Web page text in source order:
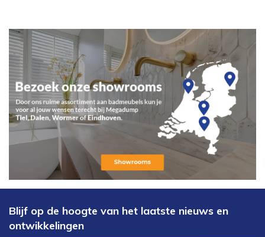
Blijf op de hoogte van het laatste nieuws en
ontwikkelingen